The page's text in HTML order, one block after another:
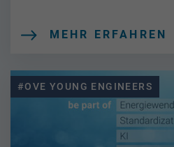
MEHR ERFAHREN
#OVE YOUNG ENGINEERS